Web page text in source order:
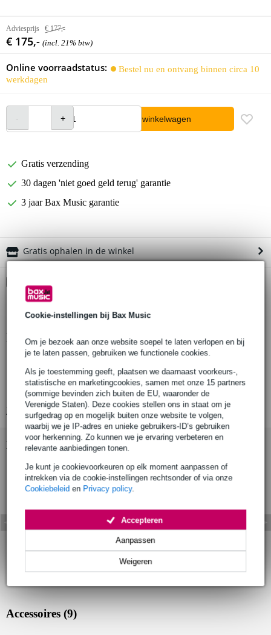
Cookie-instellingen bij Bax Music
Om je bezoek aan onze website soepel te laten verlopen en bij
je te laten passen, gebruiken we functionele cookies.
Als je toestemming geeft, plaatsen we daarnaast voorkeurs-,
statistische en marketingcookies, samen met onze 15 partners
(sommige bevinden zich buiten de EU, waaronder de
Verenigde Staten). Deze cookies stellen ons in staat om je
surfgedrag op en mogelijk buiten onze website te volgen,
waarbij we je IP-adres en unieke gebruikers-ID’s gebruiken
voor herkenning. Zo kunnen we je ervaring verbeteren en
relevante aanbiedingen tonen.
Je kunt je cookievoorkeuren op elk moment aanpassen of
intrekken via de cookie-instellingen rechtsonder of via onze
Cookiebeleid en Privacy policy.
Weigeren
Aanpassen
Accepteren
Adviesprijs € 177,-
€ 175,- (incl. 21% btw)
Online voorraadstatus:
Bestel nu en ontvang binnen circa 10
werkdagen
In winkelwagen
Gratis verzending
30 dagen 'niet goed geld terug' garantie
3 jaar Bax Music garantie
Gratis ophalen in de winkel
voordelen
Productinformatie
merk: Doughty
serie: Six Track
type: 45° curved curtain track section (bochtsectie)
Bekijk alle productspecificaties
Bekijk ook eens (2)
Accessoires (9)